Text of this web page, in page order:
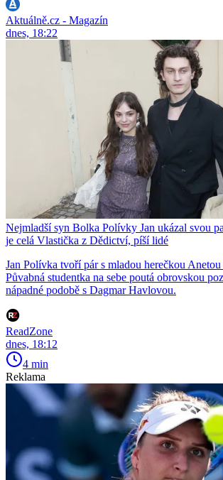
Aktuálně.cz - Magazín
dnes, 18:22
Nejmladší syn Bolka Polívky Jan ukázal svou
je celá Vlastička z Dědictví, píší lidé
Jan Polívka tvoří pár s mladou herečkou
Půvabná studentka na sebe poutá obrovskou
nápadné podobě s Dagmar Havlovou.
ReadZone
dnes, 18:12
4 min
Reklama